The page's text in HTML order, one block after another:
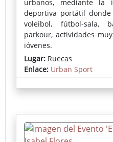
urbanos, mediante la
deportiva portátil
voleibol, fútbol-sala,
parkour, actividades
jóvenes.
Lugar: Ruecas
Enlace: Urban Sport